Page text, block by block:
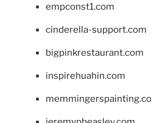
empconst1.com
cinderella-support.com
bigpinkrestaurant.com
inspirehuahin.com